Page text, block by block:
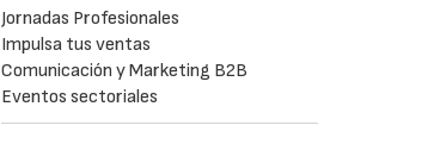
Jornadas Profesionales
Impulsa tus ventas
Comunicación y Marketing B2B
Eventos sectoriales